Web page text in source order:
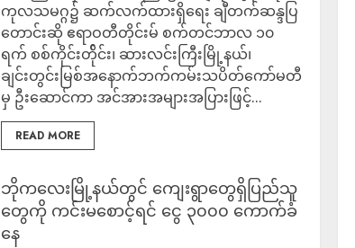
ကုလသမဂ္ဂ၌ ဆက်လက်ထားရှိရေး ချီတက်ဆန္ဒပြ
တောင်းဆို ဧရာဝတီတိုင်းမ် စက်တင်ဘာလ ၁၀
ရက် စစ်ကိုင်းတ်ိုင်း၊ ဆားလင်းကြီးမြို့နယ်၊
ချင်းတွင်းမြစ်အနောက်ဘက်ကမ်းသပိတ်ကော်မတီ
မှ ဦးဆောင်ကာ အင်အားအများအပြားဖြင့်...
READ MORE
ဘိုကလေးမြို့နယ်တွင် ကျေးရွာတွေရှိပြည်သူ
တွေကို ကင်းမစောင့်ရင် ငွေ ၃၀၀၀ ကောက်ခံ
နေ